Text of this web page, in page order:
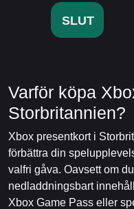
SLUT
Varför köpa
Storbritannien?
Xbox presentkort i
förbättra din
valfri gåva. Oavsett om
nedladdningsbart
Xbox Game Pass eller